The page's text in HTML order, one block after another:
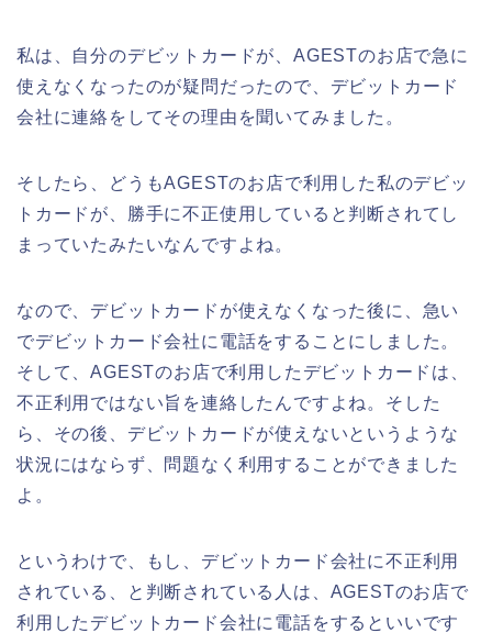
私は、自分のデビットカードが、AGESTのお店で急に
使えなくなったのが疑問だったので、デビットカード
会社に連絡をしてその理由を聞いてみました。
そしたら、どうもAGESTのお店で利用した私のデビッ
トカードが、勝手に不正使用していると判断されてし
まっていたみたいなんですよね。
なので、デビットカードが使えなくなった後に、急い
でデビットカード会社に電話をすることにしました。
そして、AGESTのお店で利用したデビットカードは、
不正利用ではない旨を連絡したんですよね。そした
ら、その後、デビットカードが使えないというような
状況にはならず、問題なく利用することができました
よ。
というわけで、もし、デビットカード会社に不正利用
されている、と判断されている人は、AGESTのお店で
利用したデビットカード会社に電話をするといいです